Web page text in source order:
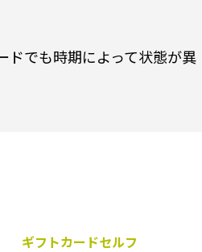
でも時期によって状態が異
ギフトカードセルフ